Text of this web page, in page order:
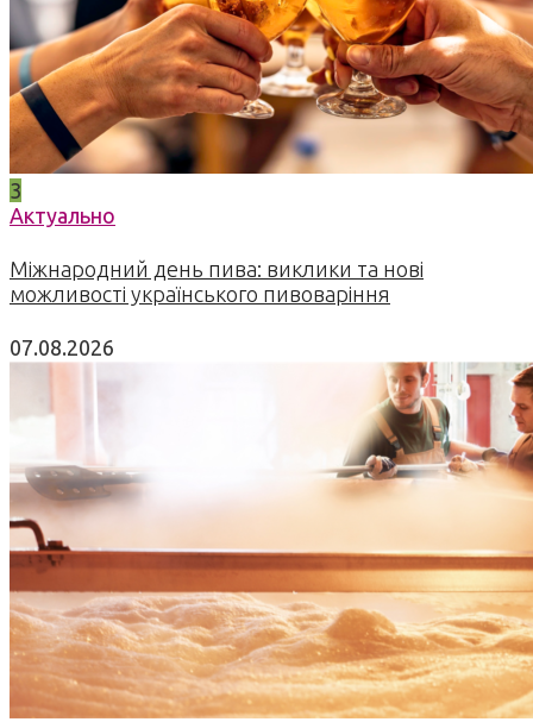
3
Актуально
Міжнародний день пива: виклики та нові
можливості українського пивоваріння
07.08.2026